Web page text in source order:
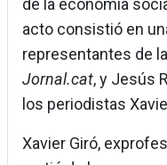
de la economía
acto consistió en
representantes de
Jornal.cat, y Jesús
los periodistas
Xavier Giró,